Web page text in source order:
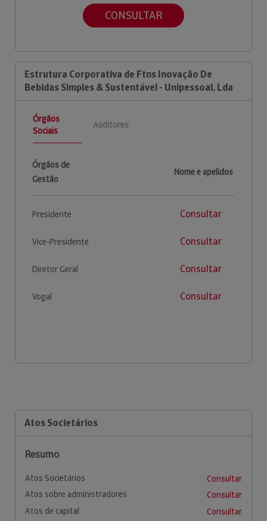
CONSULTAR
Estrutura Corporativa de Ftns Inovação De
Bebidas Simples & Sustentável - Unipessoal, Lda
Órgãos
Sociais
Auditores
Órgãos de
Gestão
Nome e apelidos
Presidente Consultar
Vice-Presidente Consultar
Diretor Geral Consultar
Vogal Consultar
Atos Societários
Resumo
Atos Societários
Consultar
Atos sobre administradores
Consultar
Atos de capital
Consultar